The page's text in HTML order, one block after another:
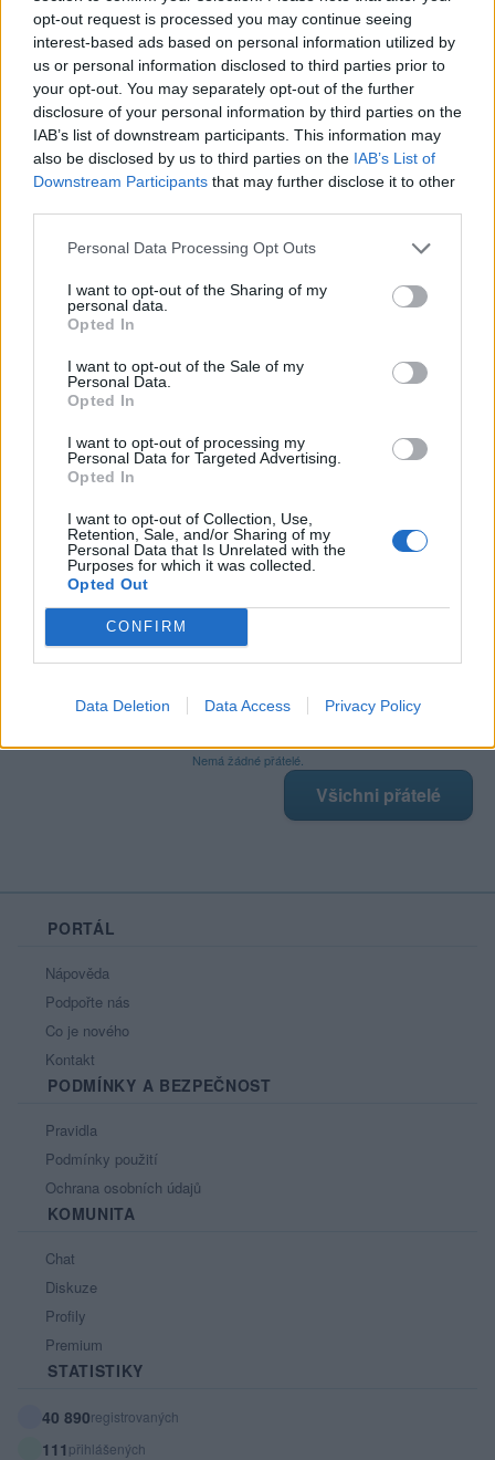
opt-out request is processed you may continue seeing
interest-based ads based on personal information utilized by
us or personal information disclosed to third parties prior to
your opt-out. You may separately opt-out of the further
disclosure of your personal information by third parties on the
IAB’s list of downstream participants. This information may
also be disclosed by us to third parties on the IAB’s List of
Downstream Participants that may further disclose it to other
Personal Data Processing Opt Outs
I want to opt-out of the Sharing of my
personal data.
Opted In
I want to opt-out of the Sale of my
Personal Data.
Opted In
I want to opt-out of processing my
Personal Data for Targeted Advertising.
Opted In
I want to opt-out of Collection, Use,
Retention, Sale, and/or Sharing of my
Personal Data that Is Unrelated with the
Purposes for which it was collected.
Opted Out
CONFIRM
Data Deletion Data Access Privacy Policy
Věk: 58
Kontakt
Napsat uživateli vzkaz
Informace o profilu a chatu
Online: Není nikde online
Prochatováno: 0.95 hod.
Líbí se:0
Oblibené místnosti
Sledované diskuze
Poslední 3 příspěvky na mé zdi
Zobrazit celou mou zeď
Nemá žádné přátelé.
Všichni přátelé
PORTÁL
Nápověda
Podpořte nás
Co je nového
Kontakt
PODMÍNKY A BEZPEČNOST
Pravidla
Podmínky použití
Ochrana osobních údajů
KOMUNITA
Chat
Diskuze
Profily
Premium
STATISTIKY
40 890registrovaných
111 přihlášených